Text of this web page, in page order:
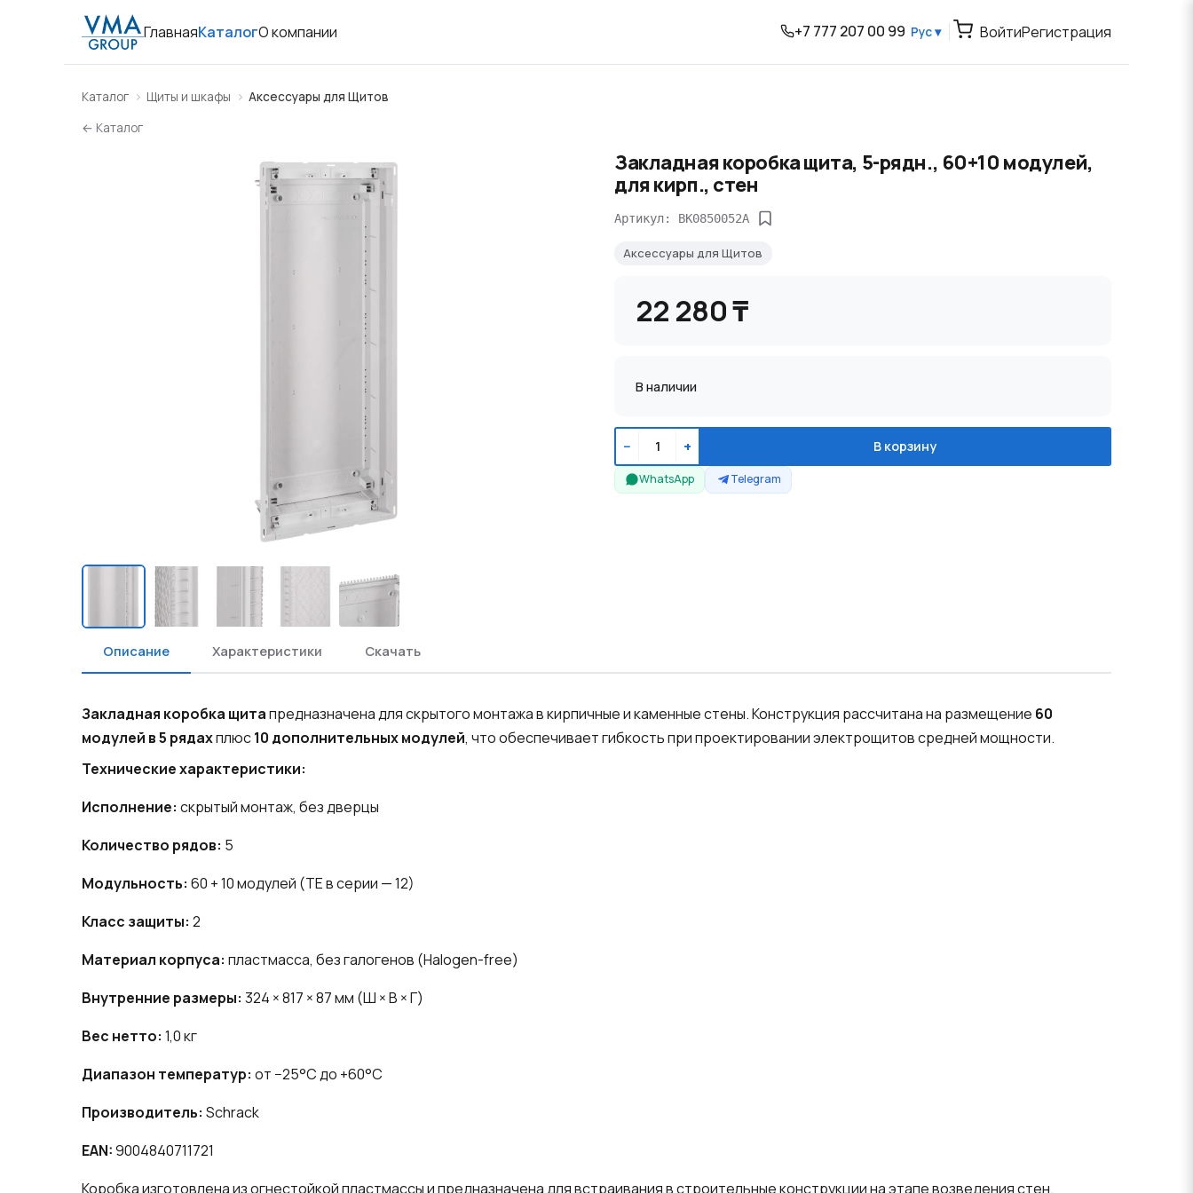
ГлавнаяКаталогО компании +7 777 207 00 99 Рус ▾ ВойтиРегистрация
Каталог Щиты и шкафы
Аксессуары для Щитов
← Каталог
Закладная коробка щита, 5-рядн., 60+10 модулей,
для кирп., cтен
Артикул: BK0850052A
Аксессуары для Щитов
22 280 ₸
В наличии
− + В корзину
WhatsApp Telegram
Описание Характеристики Скачать
Закладная коробка щитапредназначена для скрытого монтажа в кирпичные и каменные стены. Конструкция рассчитана на размещение 60
модулей в 5 рядахплюс10 дополнительных модулей, что обеспечивает гибкость при проектировании электрощитов средней мощности.
Технические характеристики:
Исполнение: скрытый монтаж, без дверцы
Количество рядов: 5
Модульность: 60 + 10 модулей (TE в серии — 12)
Класс защиты: 2
Материал корпуса: пластмасса, без галогенов (Halogen-free)
Внутренние размеры: 324 × 817 × 87 мм (Ш × В × Г)
Вес нетто: 1,0 кг
Диапазон температур: от −25°C до +60°C
Производитель: Schrack
EAN:9004840711721
Коробка изготовлена из огнестойкой пластмассы и предназначена для встраивания в строительные конструкции на этапе возведения стен.